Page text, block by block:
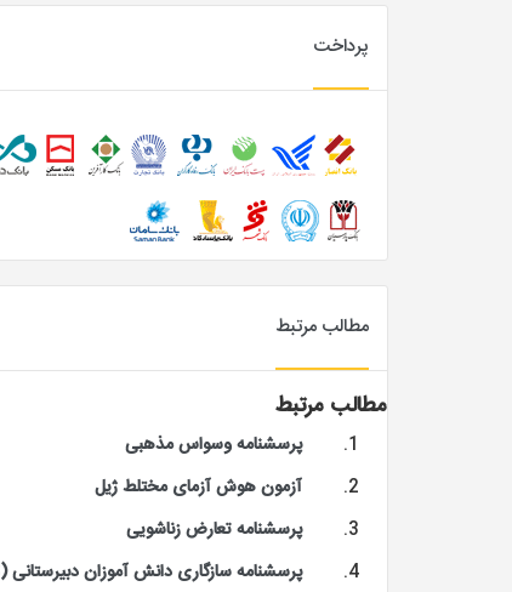
پرداخت
مطالب مرتبط
مطالب مرتبط
پرسشنامه وسواس مذهبی
آزمون هوش آزمای مختلط ژیل
پرسشنامه تعارض زناشویی
پرسشنامه سازگاری دانش آموزان دبیرستانی (AISS)